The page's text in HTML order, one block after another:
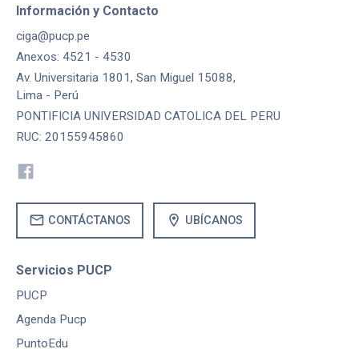
Información y Contacto
ciga@pucp.pe
Anexos: 4521 - 4530
Av. Universitaria 1801, San Miguel 15088,
Lima - Perú
PONTIFICIA UNIVERSIDAD CATOLICA DEL PERU
RUC: 20155945860
mail CONTÁCTANOS location_on UBÍCANOS
Servicios PUCP
PUCP
Agenda Pucp
PuntoEdu